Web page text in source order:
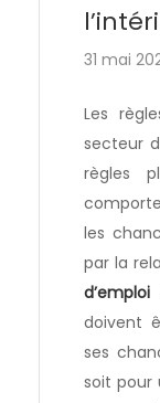
31 mai
Les
secteur
règles
les
par la
d’emploi
doivent
ses
soit pour